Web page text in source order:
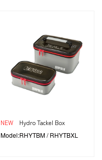
NEW Hydro Tackel Box
Model:RHYTBM / RHYTBXL